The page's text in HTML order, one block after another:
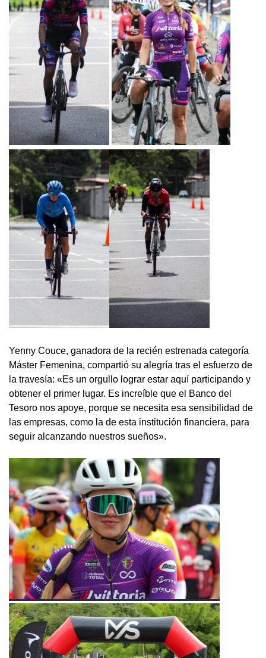
Yenny Couce, ganadora de la recién estrenada categoría
Máster Femenina, compartió su alegría tras el esfuerzo de
la travesía: «Es un orgullo lograr estar aquí participando y
obtener el primer lugar. Es increíble que el Banco del
Tesoro nos apoye, porque se necesita esa sensibilidad de
las empresas, como la de esta institución financiera, para
seguir alcanzando nuestros sueños».